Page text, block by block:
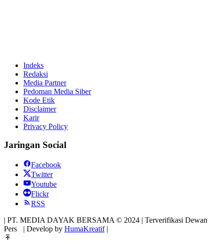
Indeks
Redaksi
Media Partner
Pedoman Media Siber
Kode Etik
Disclaimer
Karir
Privacy Policy
Jaringan Social
Facebook
Twitter
Youtube
Flickr
RSS
| PT. MEDIA DAYAK BERSAMA © 2024 | Terverifikasi Dewan
Pers
| Develop by HumaKreatif|